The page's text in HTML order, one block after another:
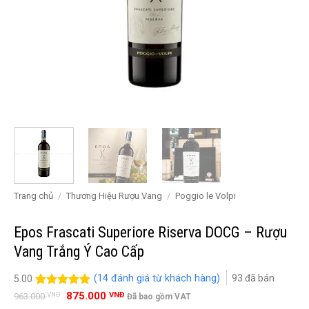
Trang chủ / Thương Hiệu Rượu Vang / Poggio le Volpi
Epos Frascati Superiore Riserva DOCG – Rượu
Vang Trắng Ý Cao Cấp
5.00
5.00trên 5
14
(14đánh giá từ khách hàng) 93 đã bán
963.000VNĐ
Giá
875.000 VNĐGiá
Đã bao gồm VAT